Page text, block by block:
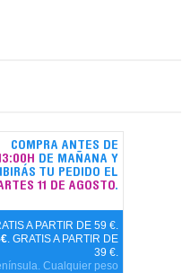
COMPRA ANTES DE
DE MAÑANA Y
TU PEDIDO EL
11 DE AGOSTO.
A PARTIR DE 59 €.
. GRATIS A PARTIR DE
39 €.
Cualquier peso